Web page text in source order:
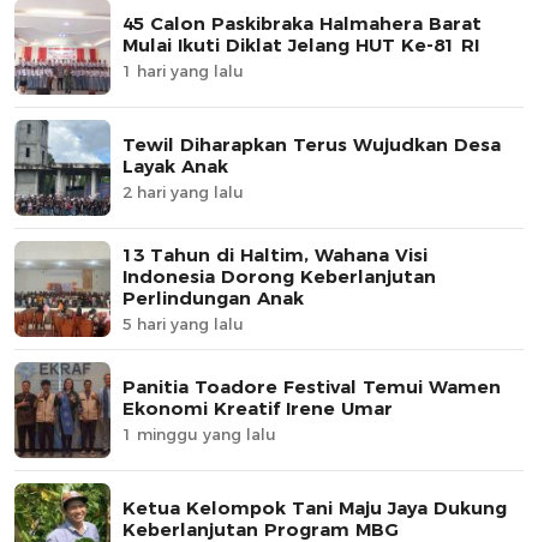
45 Calon Paskibraka Halmahera Barat
Mulai Ikuti Diklat Jelang HUT Ke-81 RI
1 hari yang lalu
Tewil Diharapkan Terus Wujudkan Desa
Layak Anak
2 hari yang lalu
13 Tahun di Haltim, Wahana Visi
Indonesia Dorong Keberlanjutan
Perlindungan Anak
5 hari yang lalu
Panitia Toadore Festival Temui Wamen
Ekonomi Kreatif Irene Umar
1 minggu yang lalu
Ketua Kelompok Tani Maju Jaya Dukung
Keberlanjutan Program MBG